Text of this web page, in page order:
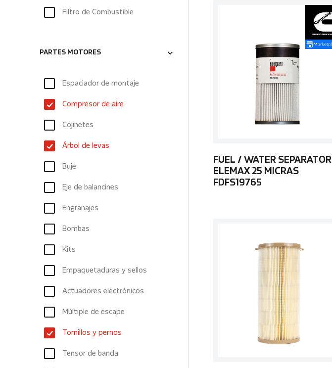
Filtro de Combustible
PARTES MOTORES
Espaciador de montaje
Compresor de aire
Cojinetes
Árbol de levas
Buje
Eje de balancines
Engranajes
Bombas
Kits
Empaquetaduras y sellos
Actuadores electrónicos
Múltiple de escape
Tornillos y pernos
Tensor de banda
FUEL / WATER SEPARATOR
ELEMAX 25 MICRAS
FDFS19765